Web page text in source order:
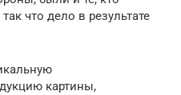
что дело в результате
картины,